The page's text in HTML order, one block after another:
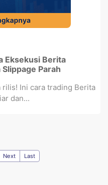
Eksekusi Berita
Parah
Ini cara trading Berita
dan...
Next Last